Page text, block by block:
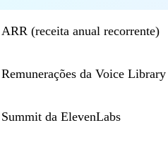
ARR (receita anual recorrente)
Remunerações da Voice Library
Summit da ElevenLabs